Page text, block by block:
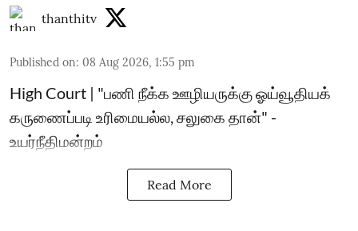
thanthitv
Published on: 08 Aug 2026, 1:55 pm
High Court | "பணி நீக்க ஊழியருக்கு ஓய்வூதியக்
கருணைப்படி உரிமையல்ல, சலுகை தான்" -
உயர்நீதிமன்றம்
Read More